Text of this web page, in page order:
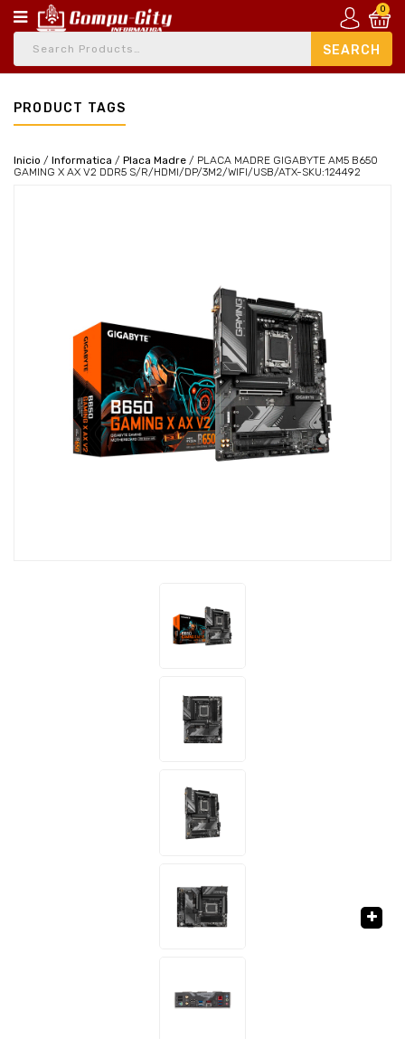
0
PRODUCT TAGS
Inicio / Informatica / Placa Madre / PLACA MADRE GIGABYTE AM5 B650
GAMING X AX V2 DDR5 S/R/HDMI/DP/3M2/WIFI/USB/ATX-SKU:124492